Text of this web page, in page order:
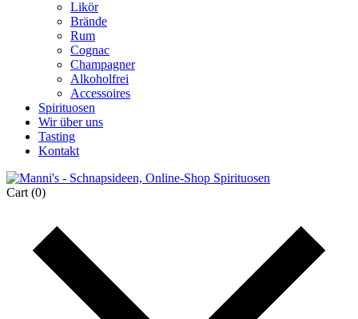
Likör
Brände
Rum
Cognac
Champagner
Alkoholfrei
Accessoires
Spirituosen
Wir über uns
Tasting
Kontakt
Cart (0)